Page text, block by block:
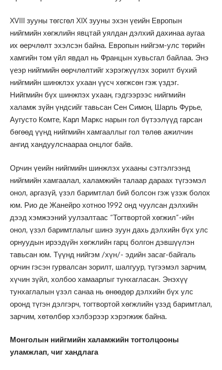
XVIII зууны төгсгөл XIX зууны эхэн үеийн Европын
нийгмийн хөгжлийн явцтай уялдан дэлхий дахинаа аугаа
их өерчлөлт эхэлсэн байна. Европын нийгэм-улс төрийн
хамгийн том үйл явдал нь Францын хувьсгал байлаа. Энэ
үеэр нийгмийн өөрчлөлтийг хэрэгжүүлэх зорилт бүхий
нийгмийн шинжлэх ухаан үүсч хөгжсөн гэж үздэг.
Нийгмийн бүх шинжпэх ухаан, гэдгээрээс нийгмийн
халамж зүйн үндсийг тавьсан Сен Симон, Шарль Фурье,
Аугусто Комте, Карл Маркс нарын гол бүтээлүүд гарсан
бөгөөд үүнд нийгмийн хамгааллыг гол төлөв ажилчин
ангид хандуулснаараа онцлог байв.
Орчин үеийн нийгмийн шинжлэх ухааны сэтгэлгээнд
нийгмийн хамгаалал, халамжийн талаар дараах түгээмэл
онол, аргазүй, үзэл баримтлал бий болсон гэж үзэж болох
юм. Рио де Жанейро хотноо 1992 онд чуулсан дэлхийн
дээд хэмжээний уулзалтаас “Тогтвортой хөгжил”-ийн
онол, үзэл баримтлалыг шинэ зуун дахь дэлхийн бүх улс
орнуудын ирээдүйн хөгжлийн гарц болгон дэвшүүлэн
тавьсан юм. Түүнд нийгэм /хүн/- эдийн засаг-байгаль
орчин гэсэн гурвалсан зорилт, шалгуур, түгээмэл зарчим,
хүчин зүйл, холбоо хамаарлыг тунхагласан. Энэхүү
тунхаглалын үзэл санаа нь өнөөдөр дэлхийн бүх улс
оронд түгэн дэлгэрч, тогтвортой хөгжлийн үзэд баримтлал,
зарчим, хөтөлбөр хэлбэрээр хэрэгжиж байна.
Монголын нийгмийн халамжийн тогтолцооны
уламжлап, чиг хандлага